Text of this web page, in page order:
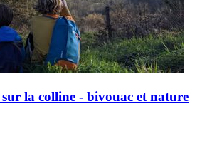
la colline - bivouac et nature